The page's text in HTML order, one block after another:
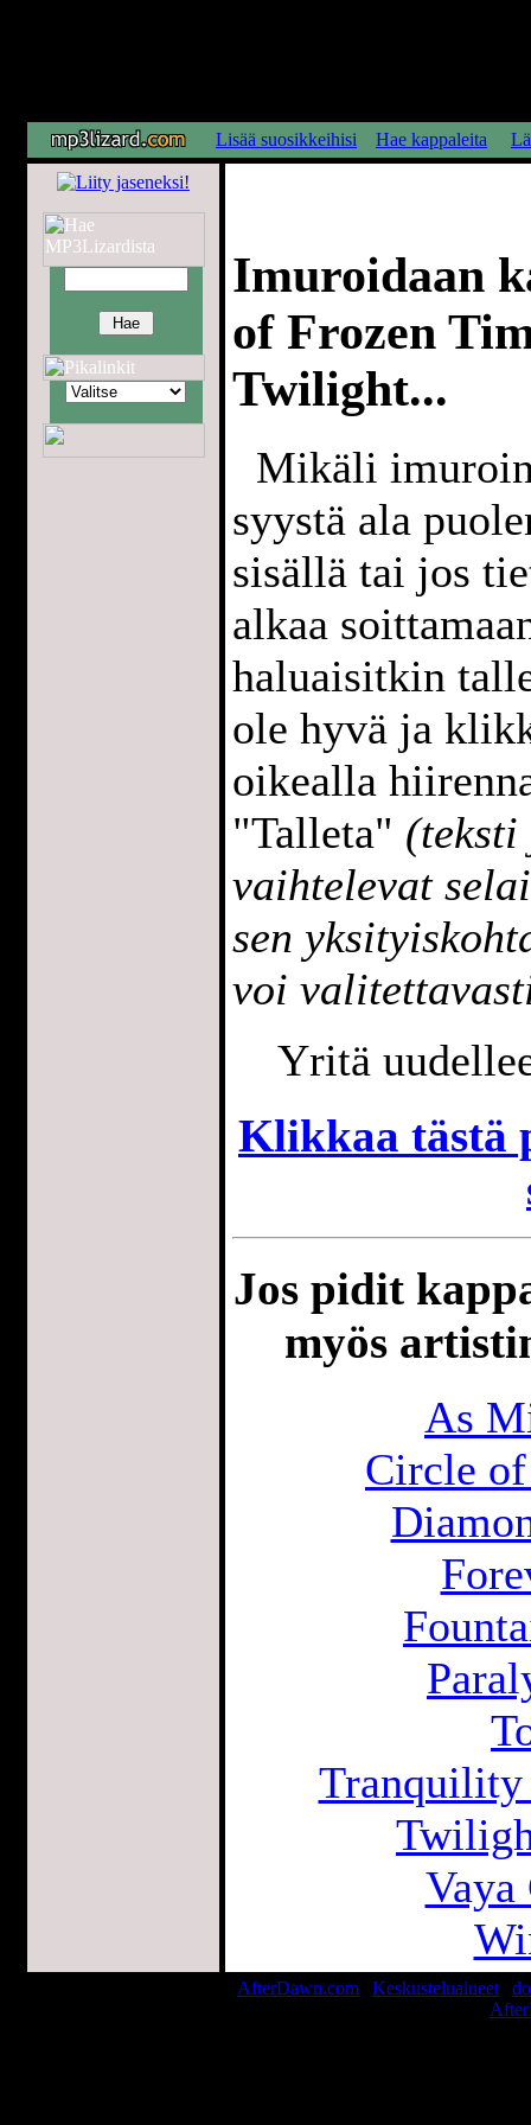
Lisää suosikkeihisi Hae kappaleita
Imuroidaan
of Frozen
Twilight...
Mikäli
syystä ala
sisällä tai jos
alkaa
haluaisitkin
ole hyvä ja
oikealla
"Talleta"
vaihtelevat
sen
voi
Yritä
Klikkaa tästä
Jos pidit
myös
As
Circle
Tranquility
Vaya
AfterDawn.com Keskustelualueet